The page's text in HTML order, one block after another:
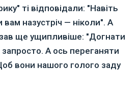
ті відповідали: "Навіть
вам назустріч — ніколи". А
ще ущипливіше: "Догнати
А ось переганяти
вони нашого голого заду